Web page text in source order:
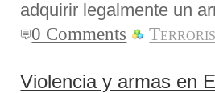
adquirir legalmente un
0 Comments
Violencia y armas en